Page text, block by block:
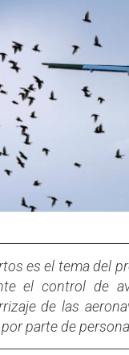
es el tema del
el control de
de las
parte de